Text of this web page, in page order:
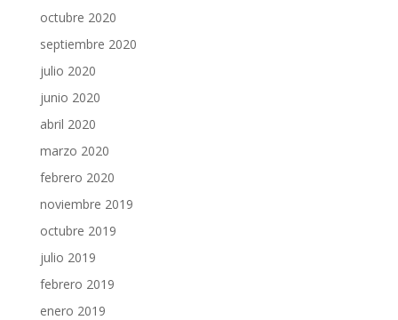
octubre 2020
septiembre 2020
julio 2020
junio 2020
abril 2020
marzo 2020
febrero 2020
noviembre 2019
octubre 2019
julio 2019
febrero 2019
enero 2019